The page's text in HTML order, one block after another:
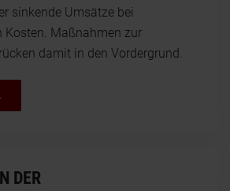
sinkende Umsätze bei
Kosten. Maßnahmen zur
damit in den Vordergrund.
DER